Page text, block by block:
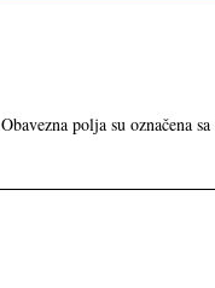
Obavezna polja su označena sa